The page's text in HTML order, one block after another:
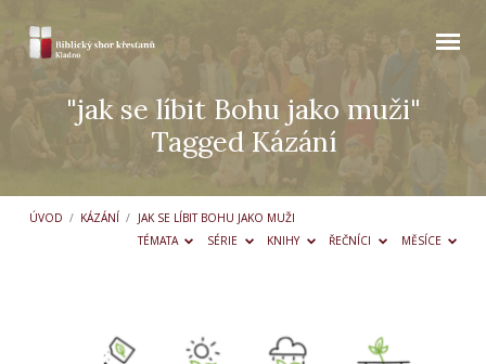
"jak se líbit Bohu jako muži"
Tagged Kázání
ÚVOD / KÁZÁNÍ / JAK SE LÍBIT BOHU JAKO MUŽI
TÉMATA
SÉRIE KNIHY ŘEČNÍCI MĚSÍCE